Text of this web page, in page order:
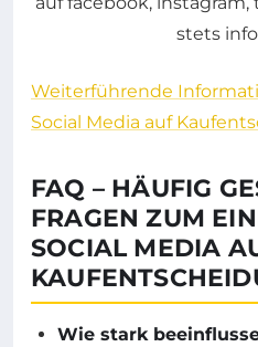
Weiterführende
Social Media auf
FAQ – HÄUFIG
FRAGEN ZUM
SOCIAL MEDIA
Wie stark